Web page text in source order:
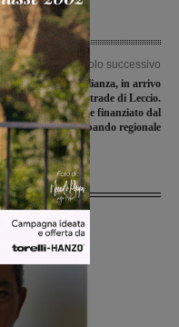
Articolo successivo
Videosorveglianza, in arrivo
telecamere nelle strade di Leccio.
Progetto del comune finanziato dal
bando regionale